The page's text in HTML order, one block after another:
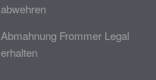
abwehren
Abmahnung Frommer Legal
erhalten